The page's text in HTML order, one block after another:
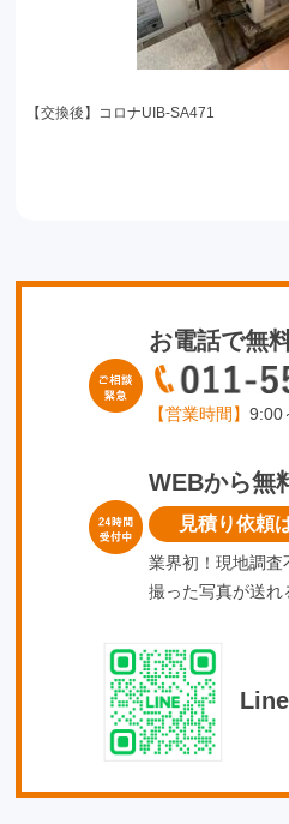
【交換後】コロナUIB-SA471
お電話で無
【営業時間】 9:00
WEBから無
見積り依頼
業界初！現地調査
撮った写真が送れ